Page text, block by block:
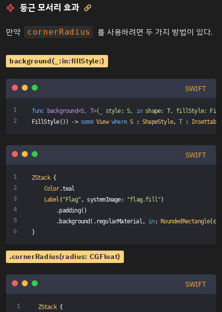
둥근 모서리 효과 
만약 cornerRadius 를 사용하려면 두 가지 방법이 있다.
background(_:in:fillStyle:)
SWIFT
func background<S, T>( style: S, in shape: T, fillStyle:
FillStyle() ) -> some View where S : ShapeStyle, T :
SWIFT
ZStack {
Color.teal
Label ( "Flag", systemImage: "flag.fill")
        .padding()
        .background(.regularMaterial,
in: RoundedRectangle
}
.cornerRadius(radius: CGFloat)
SWIFT
ZStack {